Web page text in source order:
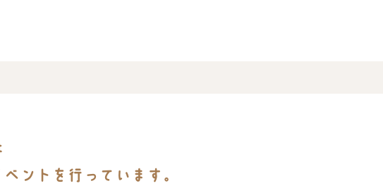
ントを行っています。